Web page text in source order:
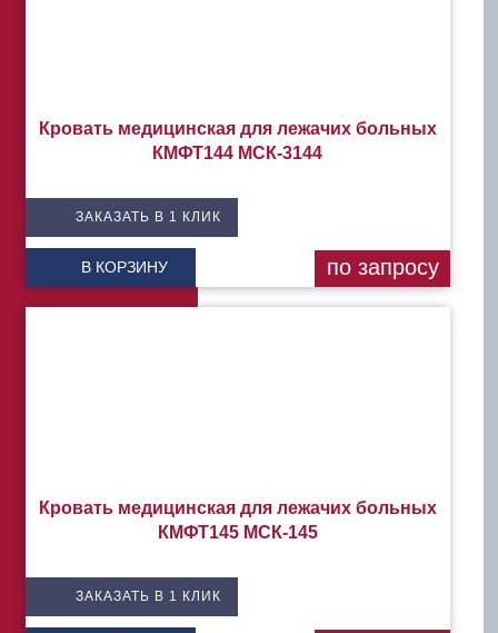
Кровать медицинская для лежачих больных
КМФТ144 МСК-3144
ЗАКАЗАТЬ В 1 КЛИК
В КОРЗИНУ по запросу
Кровать медицинская для лежачих больных
КМФТ145 МСК-145
ЗАКАЗАТЬ В 1 КЛИК